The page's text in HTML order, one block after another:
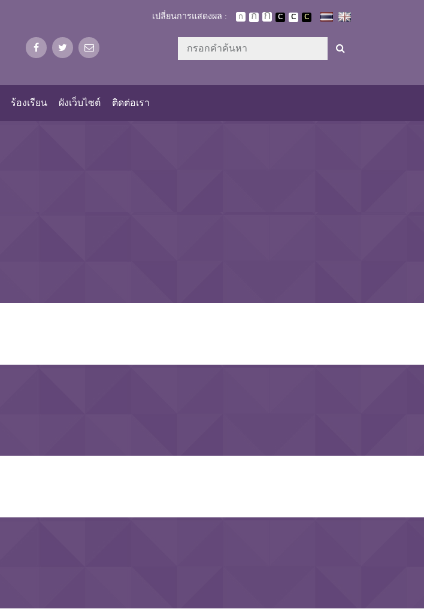
เปลี่ยนการแสดงผล :
ร้องเรียน ผังเว็บไซต์ ติดต่อเรา